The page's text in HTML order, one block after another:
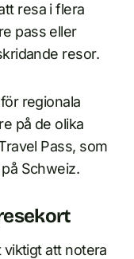
resa i flera
pass eller
resor.
regionala
på de olika
Pass, som
Schweiz.
viktigt att notera